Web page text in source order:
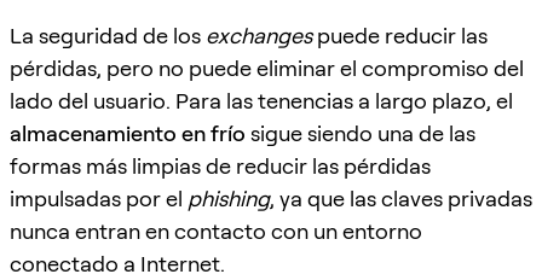
La seguridad de los exchangespuede reducir las
pérdidas, pero no puede eliminar el compromiso del
lado del usuario. Para las tenencias a largo plazo, el
almacenamiento en frío sigue siendo una de las
formas más limpias de reducir las pérdidas
impulsadas por el phishing, ya que las claves privadas
nunca entran en contacto con un entorno
conectado a Internet.